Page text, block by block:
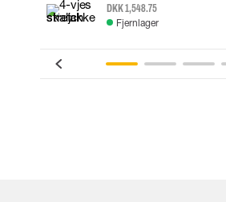
DKK 1,548.75
Fjernlager